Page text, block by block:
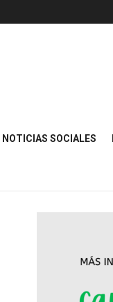
NOTICIAS SOCIALES